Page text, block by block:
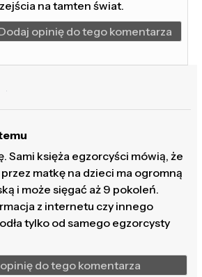
na tamten świat.
opinię do tego komentarza
Sami księża egzorcyści mówią, że
matkę na dzieci ma ogromną
i może sięgać aż 9 pokoleń.
z internetu czy innego
tylko od samego egzorcysty
do tego komentarza